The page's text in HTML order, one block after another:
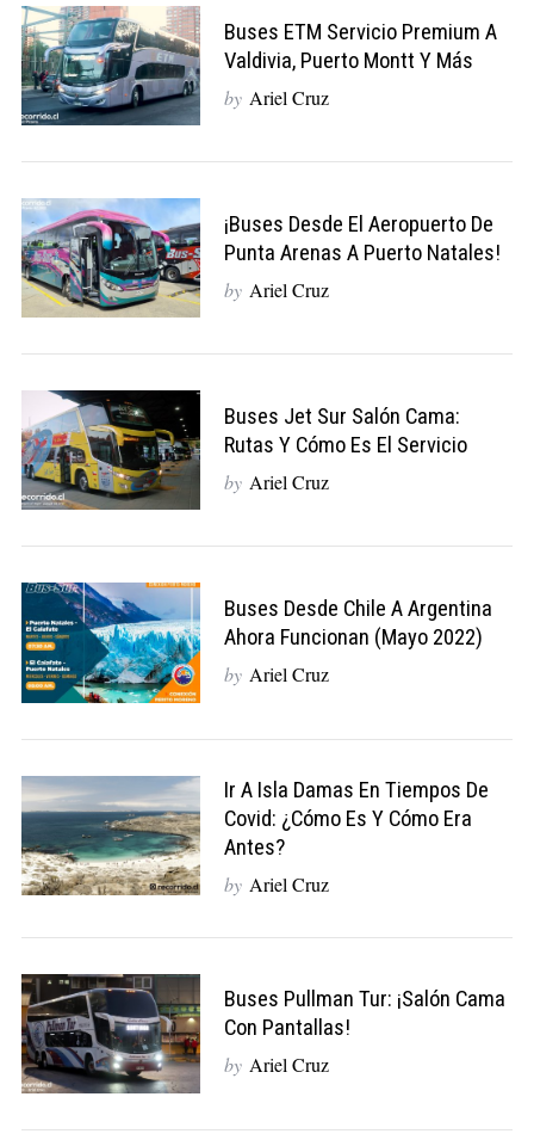
Buses ETM Servicio Premium A
Valdivia, Puerto Montt Y Más
by Ariel Cruz
¡Buses Desde El Aeropuerto De
Punta Arenas A Puerto Natales!
by Ariel Cruz
Buses Jet Sur Salón Cama:
Rutas Y Cómo Es El Servicio
by Ariel Cruz
Buses Desde Chile A Argentina
Ahora Funcionan (Mayo 2022)
by Ariel Cruz
Ir A Isla Damas En Tiempos De
Covid: ¿cómo Es Y Cómo Era
Antes?
by Ariel Cruz
Buses Pullman Tur: ¡Salón Cama
Con Pantallas!
by Ariel Cruz